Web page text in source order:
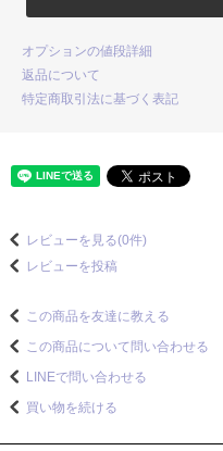
オプションの値段詳細
返品について
特定商取引法に基づく表記
レビューを見る(0件)
レビューを投稿
この商品を友達に教える
この商品について問い合わせる
LINEで問い合わせる
買い物を続ける